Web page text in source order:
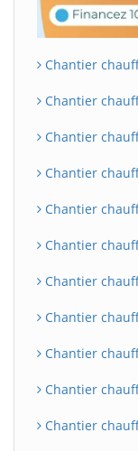
Chantier
Chantier
Chantier
Chantier
Chantier
Chantier
Chantier
Chantier
Chantier
Chantier
Chantier